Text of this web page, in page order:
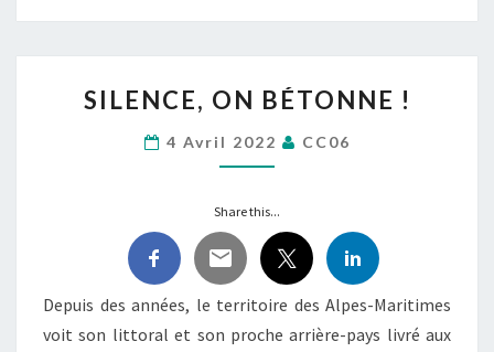
ON
!
SILENCE, ON BÉTONNE !
4 Avril 2022 CC06
Share this...
Depuis des années, le territoire des Alpes-Maritimes
voit son littoral et son proche arrière-pays livré aux